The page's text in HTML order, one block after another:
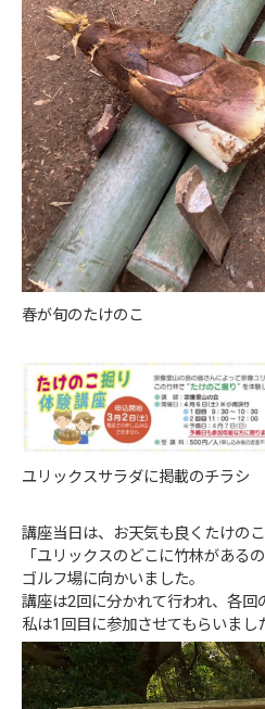
春が旬のたけのこ
ユリックスサラダに掲載のチラシ
講座当日は、お天気も良くたけの
「ユリックスのどこに竹林がある
ゴルフ場に向かいました。
講座は2回に分かれて行われ、各回
私は1回目に参加させてもらいまし